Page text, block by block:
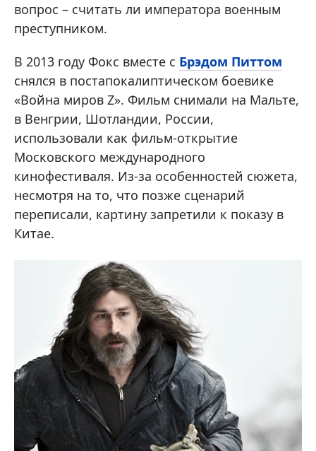
вопрос – считать ли императора военным
преступником.
В 2013 году Фокс вместе с Брэдом Питтом
снялся в постапокалиптическом боевике
«Война миров Z». Фильм снимали на Мальте,
в Венгрии, Шотландии, России,
использовали как фильм-открытие
Московского международного
кинофестиваля. Из-за особенностей сюжета,
несмотря на то, что позже сценарий
переписали, картину запретили к показу в
Китае.